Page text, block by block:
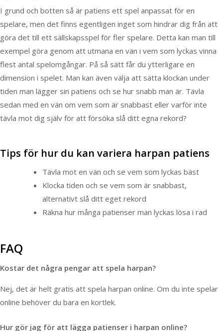
I grund och botten så är patiens ett spel anpassat för en
spelare, men det finns egentligen inget som hindrar dig från att
göra det till ett sällskapsspel för fler spelare. Detta kan man till
exempel göra genom att utmana en vän i vem som lyckas vinna
flest antal spelomgångar. På så sätt får du ytterligare en
dimension i spelet. Man kan även välja att sätta klockan under
tiden man lägger sin patiens och se hur snabb man är. Tävla
sedan med en vän om vem som är snabbast eller varför inte
tävla mot dig själv för att försöka slå ditt egna rekord?
Tips för hur du kan variera harpan patiens
Tävla mot en vän och se vem som lyckas bäst
Klocka tiden och se vem som är snabbast,
alternativt slå ditt eget rekord
Räkna hur många patienser man lyckas lösa i rad
FAQ
Kostar det några pengar att spela harpan?
Nej, det är helt gratis att spela harpan online. Om du inte spelar
online behöver du bara en kortlek.
Hur gör jag för att lägga patienser i harpan online?